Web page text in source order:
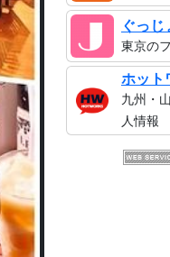
ぐっじ
東京の
ホット
九州・
人情報